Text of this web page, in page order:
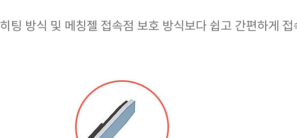
히팅 방식 및 메칭젤 접속점 보호 방식보다 쉽고 간편하게